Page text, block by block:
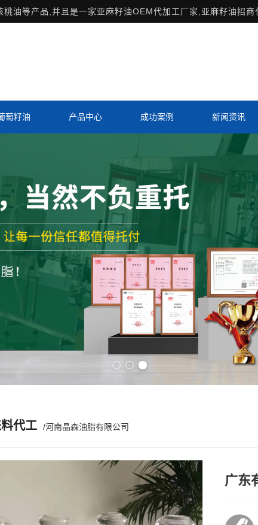
油等产品,并且是一家亚麻籽油OEM代加工厂家,亚麻籽油招商
萄籽油 产品中心 成功案例 新闻资讯
代工 /河南晶森油脂有限公司
广东